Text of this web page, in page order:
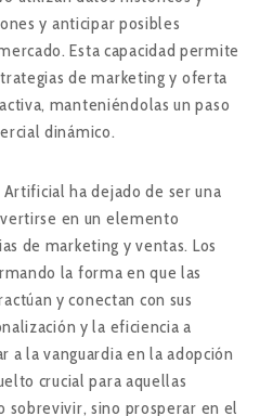
y anticipar posibles
Esta capacidad permite
de marketing y oferta
manteniéndolas un paso
dinámico.
ha dejado de ser una
en un elemento
de marketing y ventas. Los
la forma en que las
y conectan con sus
y la eficiencia a
a la vanguardia en la adopción
crucial para aquellas
sobrevivir, sino prosperar en el